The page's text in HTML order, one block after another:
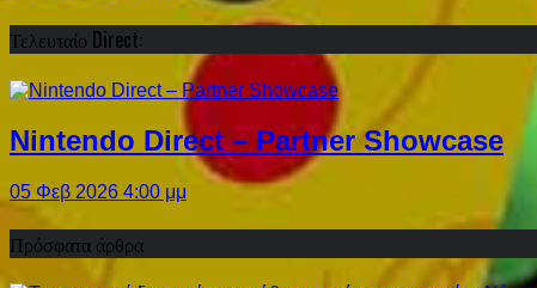
Τελευταίο Direct:
Nintendo Direct – Partner Showcase
05 Φεβ 2026 4:00 μμ
Πρόσφατα άρθρα